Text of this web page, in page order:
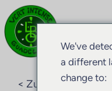
< Zurück zum Blog
We've
a different
change to: